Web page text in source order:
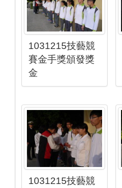
1031215技藝競
賽金手獎頒發獎
金
1031215技藝競